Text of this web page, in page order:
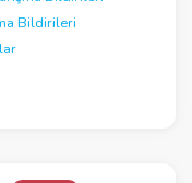
Bildirileri